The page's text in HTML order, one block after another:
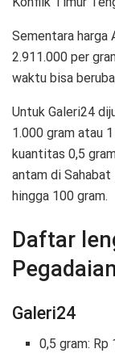
Sementara harga
2.911.000 per
waktu bisa
Untuk Galeri24
1.000 gram atau
kuantitas 0,5
antam di Sahabat
hingga 100 gram.
Daftar
Galeri24
0,5 gram: Rp